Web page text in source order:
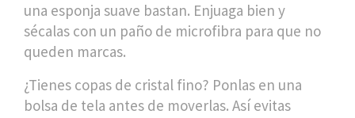
una esponja suave bastan. Enjuaga bien y
sécalas con un paño de microfibra para que no
queden marcas.
¿Tienes copas de cristal fino? Ponlas en una
bolsa de tela antes de moverlas. Así evitas